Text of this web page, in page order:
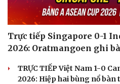
Trực tiếp Singapore 0-1
2026: Oratmangoen ghi
TRỰC TIẾP Việt Nam 1-0
2026: Hiệp hai bùng nổ bàn